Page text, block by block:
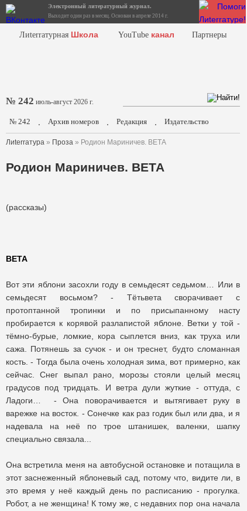
Электронный литературный журнал.
Выходит один раз в месяц. Основан в апреле 2014 г.
Лиterraтурная Школа YouTube канал Партнеры
№ 242 июль-август 2026 г.
№ 242 . Архив номеров . Редакция . Издательство
Лиterraтура » Проза » Родион Мариничев. ВЕТА
Родион Мариничев. ВЕТА
(рассказы)
ВЕТА
Вот эти яблони засохли году в семьдесят седьмом… Или в
семьдесят восьмом? - Тётьвета сворачивает с
протоптанной тропинки и по присыпанному насту
пробирается к корявой разлапистой яблоне. Ветки у той -
тёмно-бурые, ломкие, кора сыплется вниз, как труха или
сажа. Потянешь за сучок - и он треснет, будто сломанная
кость. - Тогда была очень холодная зима, вот примерно, как
сейчас. Снег выпал рано, морозы стояли целый месяц
градусов под тридцать. И ветра дули жуткие - оттуда, с
Ладоги… - Она поворачивается и вытягивает руку в
варежке на восток. - Сонечке как раз годик был или два, и я
надевала на неё по трое штанишек, валенки, шапку
специально связала...
Она встретила меня на автобусной остановке и потащила в
этот заснеженный яблоневый сад, потому что, видите ли, в
это время у неё каждый день по расписанию - прогулка.
Робот, а не женщина! К тому же, с недавних пор она начала